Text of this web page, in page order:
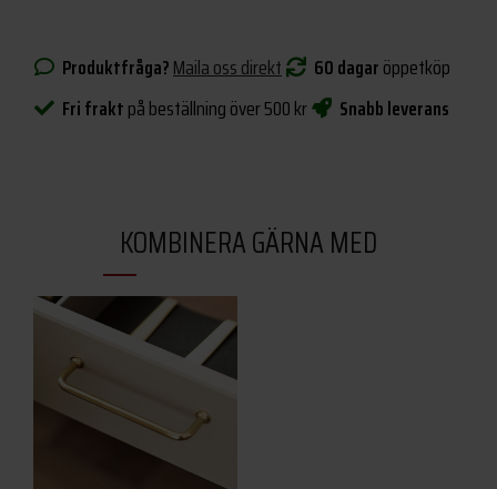
Produktfråga?Maila oss direkt 60 dagaröppetköp
Fri fraktpå beställning över 500 kr Snabb leverans
KOMBINERA GÄRNA MED